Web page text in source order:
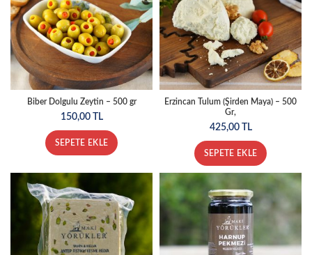
Biber Dolgulu Zeytin – 500 gr
150,00 TL
SEPETE EKLE
Erzincan Tulum (Şirden Maya) – 500
Gr,
425,00 TL
SEPETE EKLE